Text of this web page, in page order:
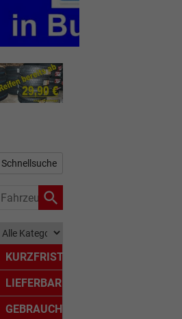
Schnellsuche
Fahrzeugnr.
KURZFRISTIG
LIEFERBAR
GEBRAUCHTWAGEN